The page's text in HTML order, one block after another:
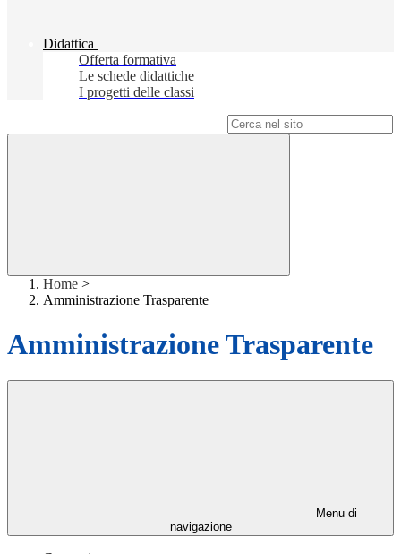
Didattica
Offerta formativa
Le schede didattiche
I progetti delle classi
Home >
Amministrazione Trasparente
Amministrazione Trasparente
Menu di
navigazione